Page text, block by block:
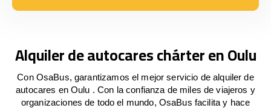
Alquiler de autocares chárter en Oulu
Con OsaBus, garantizamos el mejor servicio de alquiler de
autocares en Oulu . Con la confianza de miles de viajeros y
organizaciones de todo el mundo, OsaBus facilita y hace